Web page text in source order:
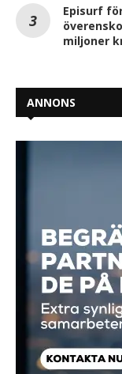
Episurf
miljoner
ANNONS